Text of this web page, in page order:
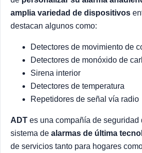
amplia variedad de dispositivos
destacan algunos como:
Detectores de movimiento de
Detectores de monóxido de
Sirena interior
Detectores de temperatura
Repetidores de señal vía radio
ADT es una compañía de seguridad
sistema de alarmas de última
de servicios tanto para hogares